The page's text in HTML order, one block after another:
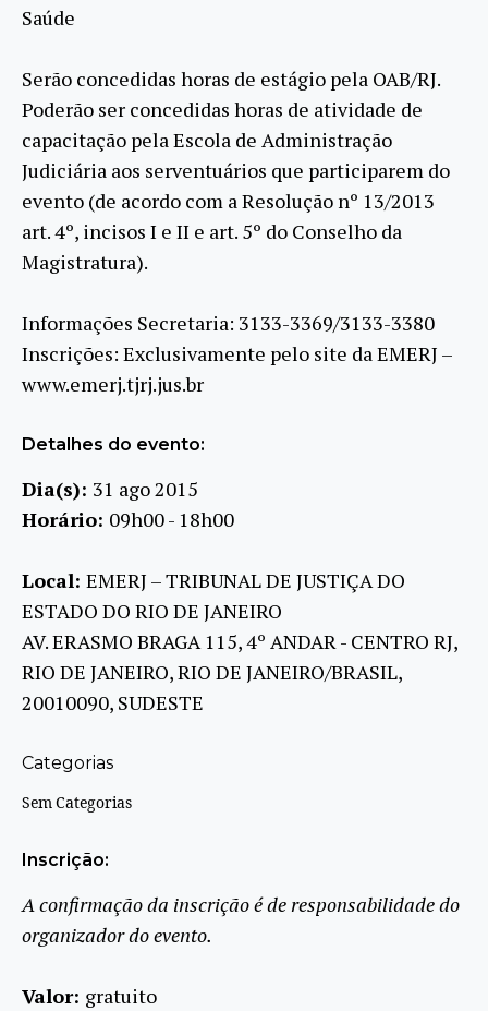
Saúde
Serão concedidas horas de estágio pela OAB/RJ.
Poderão ser concedidas horas de atividade de
capacitação pela Escola de Administração
Judiciária aos serventuários que participarem do
evento (de acordo com a Resolução nº 13/2013
art. 4º, incisos I e II e art. 5º do Conselho da
Magistratura).
Informações Secretaria: 3133-3369/3133-3380
Inscrições: Exclusivamente pelo site da EMERJ –
www.emerj.tjrj.jus.br
Detalhes do evento:
Dia(s): 31 ago 2015
Horário: 09h00 - 18h00
Local: EMERJ – TRIBUNAL DE JUSTIÇA DO
ESTADO DO RIO DE JANEIRO
AV. ERASMO BRAGA 115, 4º ANDAR - CENTRO RJ,
RIO DE JANEIRO, RIO DE JANEIRO/BRASIL,
20010090, SUDESTE
Categorias
Sem Categorias
Inscrição:
A confirmação da inscrição é de responsabilidade do
organizador do evento.
Valor: gratuito